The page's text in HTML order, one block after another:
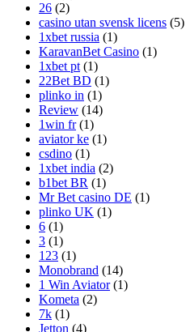
26 (2)
casino utan svensk licens (5)
1xbet russia (1)
KaravanBet Casino (1)
1xbet pt(1)
22Bet BD (1)
plinko in (1)
Review (14)
1win fr(1)
aviator ke (1)
csdino (1)
1xbet india (2)
b1bet BR (1)
Mr Bet casino DE (1)
plinko UK (1)
6 (1)
3 (1)
123 (1)
Monobrand (14)
1 Win Aviator(1)
Kometa (2)
7k (1)
Jetton (4)